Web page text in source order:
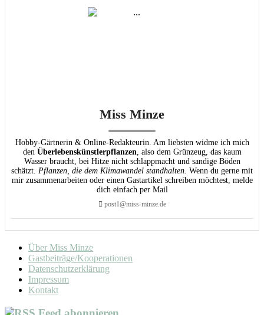
Miss Minze
Hobby-Gärtnerin & Online-Redakteurin. Am liebsten widme ich mich
den Überlebenskünstlerpflanzen, also dem Grünzeug, das kaum
Wasser braucht, bei Hitze nicht schlappmacht und sandige Böden
schätzt. Pflanzen, die dem Klimawandel standhalten. Wenn du gerne mit
mir zusammenarbeiten oder einen Gastartikel schreiben möchtest, melde
dich einfach per Mail
post1@miss-minze.de
Über Miss Minze
Gastbeiträge/Kooperationen
Datenschutzerklärung
Impressum
Kontakt